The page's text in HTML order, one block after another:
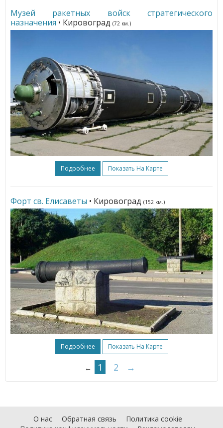
Музей ракетных войск стратегического
назначения • Кировоград (72 км.)
Подробнее Показать На Карте
Форт св. Елисаветы • Кировоград (152 км.)
Подробнее Показать На Карте
← 1 2 →
О нас Обратная связь
Политика cookie